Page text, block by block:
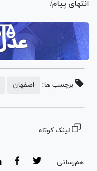
انتهای پیام/
برچسب ها: اصفهان
لینک کوتاه
هم‌رسانی: